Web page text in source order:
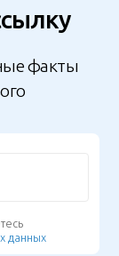
факты
данных